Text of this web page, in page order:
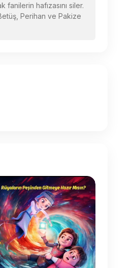
hafızasını siler.
Perihan ve Pakize